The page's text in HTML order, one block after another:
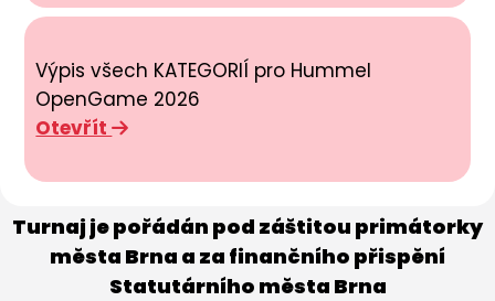
Výpis všech KATEGORIÍ pro Hummel
OpenGame 2026
Otevřít
Turnaj je pořádán pod záštitou primátorky
města Brna a za finančního přispění
Statutárního města Brna